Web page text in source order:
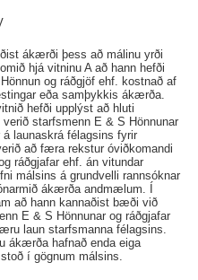
ákærði þess að málinu yrði
hjá vitninu A að hann hefði
og ráðgjöf ehf. kostnað af
eða samþykkis ákærða.
hefði upplýst að hluti
starfsmenn E & S Hönnunar
launaskrá félagsins fyrir
að færa rekstur óviðkomandi
ráðgjafar ehf. án vitundar
málsins á grundvelli rannsóknar
ákærða andmælum. Í
að hann kannaðist bæði við
E & S Hönnunar og ráðgjafar
laun starfsmanna félagsins.
ákærða hafnað enda eiga
í gögnum málsins.